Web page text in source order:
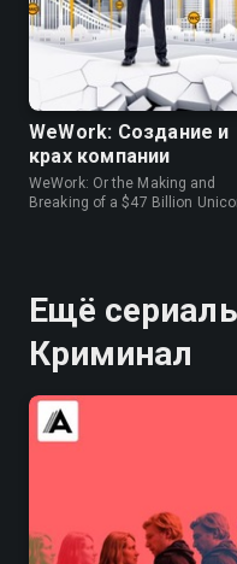
7.6 7.1
WeWork: Cоздание и
крах компании
WeWork: Or the Making and
Breaking of a $47 Billion
Ещё
Криминал